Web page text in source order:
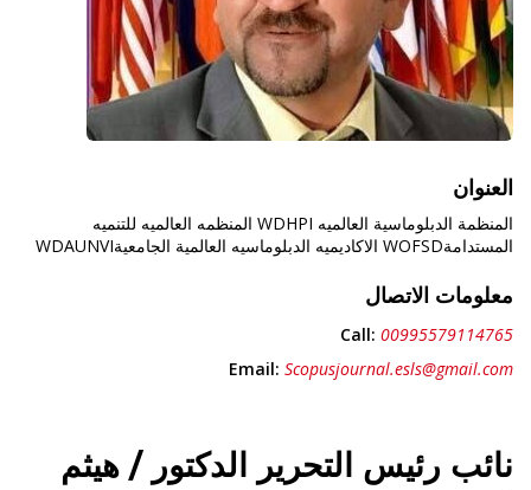
العنوان
المنظمة الدبلوماسية العالميه WDHPI المنظمه العالميه للتنميه
المستدامةWOFSD الاكاديميه الدبلوماسيه العالمية الجامعيةWDAUNVI
معلومات الاتصال
Call: 00995579114765
Email: Scopusjournal.esls@gmail.com
نائب رئيس التحرير الدكتور / هيثم